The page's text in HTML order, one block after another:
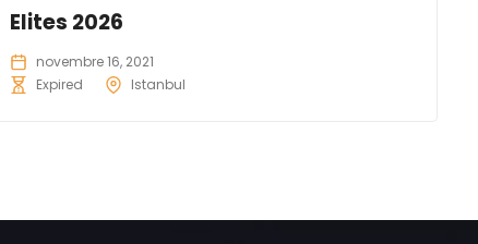
Elites 2026
novembre 16, 2021
Expired
Istanbul